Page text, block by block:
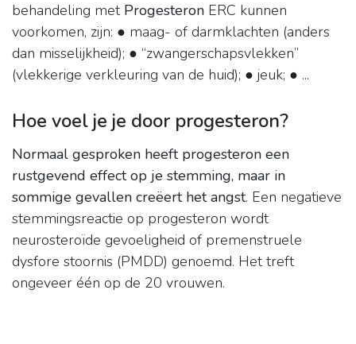
behandeling met Progesteron ERC kunnen
voorkomen, zijn: ● maag- of darmklachten (anders
dan misselijkheid); ● “zwangerschapsvlekken”
(vlekkerige verkleuring van de huid); ● jeuk; ● ...
Hoe voel je je door progesteron?
Normaal gesproken heeft progesteron een
rustgevend effect op je stemming, maar in
sommige gevallen creëert het angst. Een negatieve
stemmingsreactie op progesteron wordt
neurosteroïde gevoeligheid of premenstruele
dysfore stoornis (PMDD) genoemd. Het treft
ongeveer één op de 20 vrouwen.